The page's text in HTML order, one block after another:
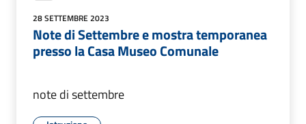
28 SETTEMBRE 2023
Note di Settembre e mostra temporanea
presso la Casa Museo Comunale
note di settembre